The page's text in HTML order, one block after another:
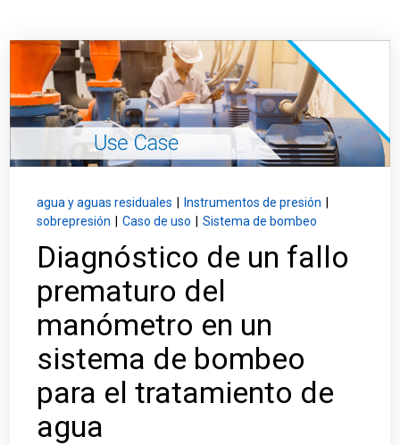
Inicio de sesión
Carreras profesionales
Solicitar presupuesto
agua y aguas residuales Instrumentos de presión
sobrepresión
Caso de uso Sistema de bombeo
Diagnóstico de un fallo
prematuro del
manómetro en un
sistema de bombeo
para el tratamiento de
agua